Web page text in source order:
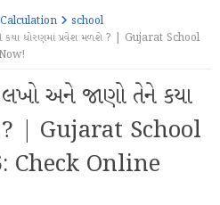
school
કયા ધોરણમાં પ્રવેશ મળશે ? | Gujarat School
અને જાણો તેને કયા
? | Gujarat School
Check Online